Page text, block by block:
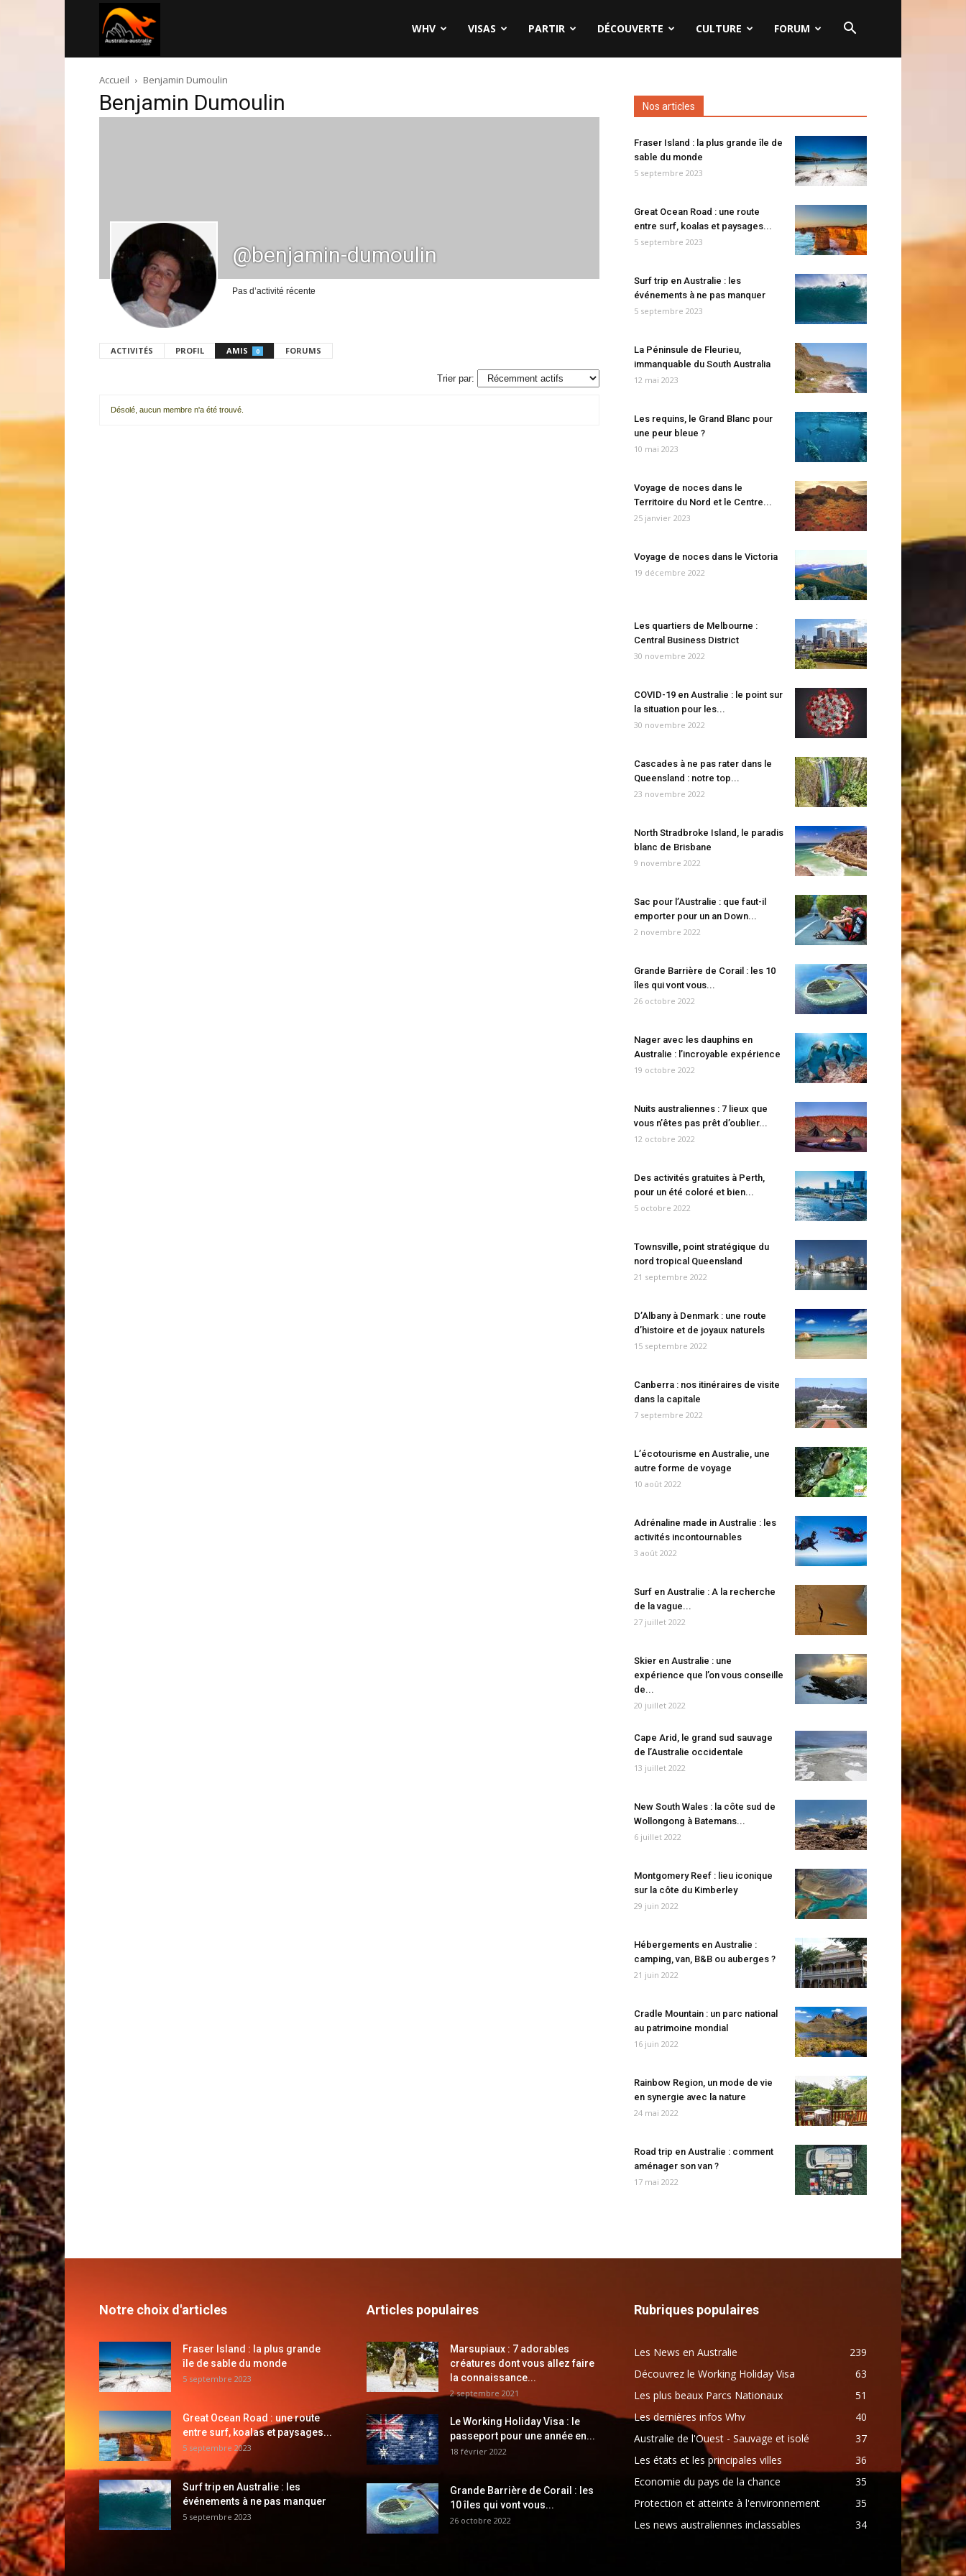
australie.com
WHV VISAS PARTIR DÉCOUVERTE CULTURE FORUM
Accueil Benjamin Dumoulin
Benjamin Dumoulin
@benjamin-dumoulin
Pas d’activité récente
ACTIVITÉS PROFIL AMIS 0 FORUMS
Trier par:
Désolé, aucun membre n'a été trouvé.
Nos articles
Fraser Island : la plus grande île de
sable du monde
5 septembre 2023
Great Ocean Road : une route
entre surf, koalas et paysages...
5 septembre 2023
Surf trip en Australie : les
événements à ne pas manquer
5 septembre 2023
La Péninsule de Fleurieu,
immanquable du South Australia
12 mai 2023
Les requins, le Grand Blanc pour
une peur bleue ?
10 mai 2023
Voyage de noces dans le
Territoire du Nord et le Centre...
25 janvier 2023
Voyage de noces dans le Victoria
19 décembre 2022
Les quartiers de Melbourne :
Central Business District
30 novembre 2022
COVID-19 en Australie : le point sur
la situation pour les...
30 novembre 2022
Cascades à ne pas rater dans le
Queensland : notre top...
23 novembre 2022
North Stradbroke Island, le paradis
blanc de Brisbane
9 novembre 2022
Sac pour l’Australie : que faut-il
emporter pour un an Down...
2 novembre 2022
Grande Barrière de Corail : les 10
îles qui vont vous...
26 octobre 2022
Nager avec les dauphins en
Australie : l’incroyable expérience
19 octobre 2022
Nuits australiennes : 7 lieux que
vous n’êtes pas prêt d’oublier...
12 octobre 2022
Des activités gratuites à Perth,
pour un été coloré et bien...
5 octobre 2022
Townsville, point stratégique du
nord tropical Queensland
21 septembre 2022
D’Albany à Denmark : une route
d’histoire et de joyaux naturels
15 septembre 2022
Canberra : nos itinéraires de visite
dans la capitale
7 septembre 2022
L’écotourisme en Australie, une
autre forme de voyage
10 août 2022
Adrénaline made in Australie : les
activités incontournables
3 août 2022
Surf en Australie : A la recherche
de la vague...
27 juillet 2022
Skier en Australie : une
expérience que l’on vous conseille
de...
20 juillet 2022
Cape Arid, le grand sud sauvage
de l’Australie occidentale
13 juillet 2022
New South Wales : la côte sud de
Wollongong à Batemans...
6 juillet 2022
Montgomery Reef : lieu iconique
sur la côte du Kimberley
29 juin 2022
Hébergements en Australie :
camping, van, B&B ou auberges ?
21 juin 2022
Cradle Mountain : un parc national
au patrimoine mondial
16 juin 2022
Rainbow Region, un mode de vie
en synergie avec la nature
24 mai 2022
Road trip en Australie : comment
aménager son van ?
17 mai 2022
Notre choix d'articles
Fraser Island : la plus grande
île de sable du monde
5 septembre 2023
Great Ocean Road : une route
entre surf, koalas et paysages...
5 septembre 2023
Surf trip en Australie : les
événements à ne pas manquer
5 septembre 2023
Articles populaires
Marsupiaux : 7 adorables
créatures dont vous allez faire
la connaissance...
2 septembre 2021
Le Working Holiday Visa : le
passeport pour une année en...
18 février 2022
Grande Barrière de Corail : les
10 îles qui vont vous...
26 octobre 2022
Rubriques populaires
Les News en Australie
239
Découvrez le Working Holiday Visa
63
Les plus beaux Parcs Nationaux
51
Les dernières infos Whv
40
Australie de l'Ouest - Sauvage et isolé
37
Les états et les principales villes
36
Economie du pays de la chance
35
Protection et atteinte à l'environnement
35
Les news australiennes inclassables
34